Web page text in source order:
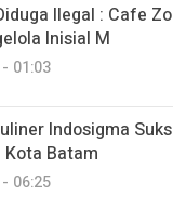
Ilegal : Cafe
Inisial M
01:03
Indosigma
Kota Batam
06:25